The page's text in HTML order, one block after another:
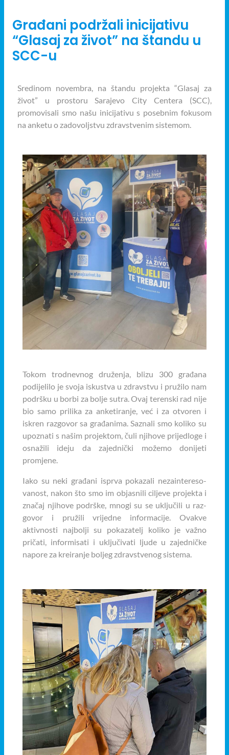
Građani podržali inicijativu
“Glasaj za život” na štandu u
SCC-u
Sredinom novembra, na štandu projekta “Glasaj za
život” u prostoru Sarajevo City Centera (SCC),
promovisali smo našu inicijativu s posebnim fokusom
na anketu o zadovoljstvu zdravstvenim sistemom.
Tokom trodnevnog druženja, blizu 300 građana
podijelilo je svoja iskustva u zdravstvu i pružilo nam
podršku u borbi za bolje sutra. Ovaj terenski rad nije
bio samo prilika za anketiranje, već i za otvoren i
iskren razgovor sa građanima. Saznali smo koliko su
upoznati s našim projektom, čuli njihove prijedloge i
osnažili ideju da zajednički možemo donijeti
promjene.
Iako su neki građani isprva pokazali nezaintereso-
vanost, nakon što smo im objasnili ciljeve projekta i
značaj njihove podrške, mnogi su se uključili u raz-
govor i pružili vrijedne informacije. Ovakve
aktivnosti najbolji su pokazatelj koliko je važno
pričati, informisati i uključivati ljude u zajedničke
napore za kreiranje boljeg zdravstvenog sistema.